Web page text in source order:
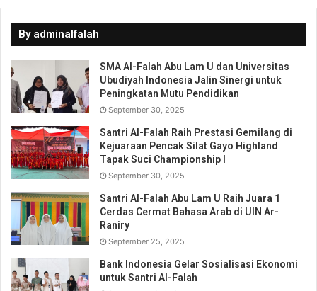
s
h
a
r
e
n
T
i
t
t
e
r
(
O
p
e
s
i
n
n
e
w
i
n
d
s
h
a
r
e
F
a
c
e
b
o
o
k
(
O
p
n
s
n
n
e
w
n
Like this:
Loading...
Related
Persiapan Seluruh Santri Al
Falah Abu Lam U Menjelang
Apel Tahunan 2018-2019
August 9, 2018
In "NEWS"
Kopasus Putri Kembali
Membumikan Al Falah di
Apel Tahunan 2018-2019
August 9, 2018
In "NEWS"
Al Falah Road to Apel
Tahunan 2018
August 9, 2018
In "NEWS"
By adminalfalah
SMA Al-Falah Abu Lam U dan Universitas
Ubudiyah Indonesia Jalin Sinergi untuk
Peningkatan Mutu Pendidikan
September 30, 2025
Santri Al-Falah Raih Prestasi Gemilang di
Kejuaraan Pencak Silat Gayo Highland
Tapak Suci Championship I
September 30, 2025
Santri Al-Falah Abu Lam U Raih Juara 1
Cerdas Cermat Bahasa Arab di UIN Ar-
Raniry
September 25, 2025
Bank Indonesia Gelar Sosialisasi Ekonomi
untuk Santri Al-Falah